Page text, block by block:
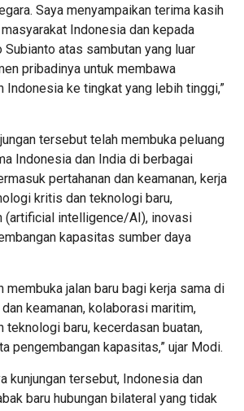
Saya menyampaikan terima kasih
Indonesia dan kepada
atas sambutan yang luar
pribadinya untuk membawa
Indonesia ke tingkat yang lebih tinggi,”
tersebut telah membuka peluang
Indonesia dan India di berbagai
pertahanan dan keamanan, kerja
kritis dan teknologi baru,
(artificial intelligence/AI), inovasi
kapasitas sumber daya
membuka jalan baru bagi kerja sama di
keamanan, kolaborasi maritim,
baru, kecerdasan buatan,
pengembangan kapasitas,” ujar Modi.
kunjungan tersebut, Indonesia dan
baru hubungan bilateral yang tidak